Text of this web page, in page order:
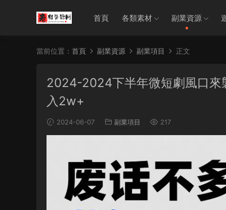
首頁 各類素材 副業資源
當前位置： 首頁 副業資源 副業項目 正文
2024-2024下半年微短劇風口來
入2w+
2024-06-07 副業項目 217